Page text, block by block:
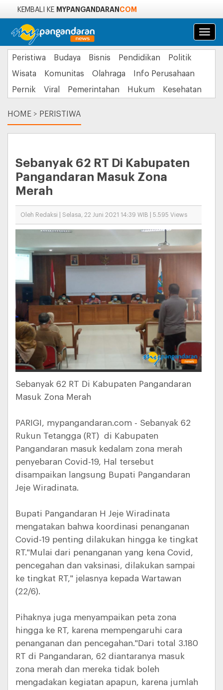
KEMBALI KE MYPANGANDARAN COM
Peristiwa Budaya Bisnis Pendidikan
Politik
Wisata
Komunitas Olahraga
Info Perusahaan
Pernik
Viral Pemerintahan Hukum Kesehatan
HOME > PERISTIWA
Sebanyak 62 RT Di Kabupaten
Pangandaran Masuk Zona
Merah
Oleh Redaksi | Selasa, 22 Juni 2021 14:39 WIB | 5.595 Views
Sebanyak 62 RT Di Kabupaten Pangandaran
Masuk Zona Merah
PARIGI, mypangandaran.com - Sebanyak 62
Rukun Tetangga (RT) di Kabupaten
Pangandaran masuk kedalam zona merah
penyebaran Covid-19, Hal tersebut
disampaikan langsung Bupati Pangandaran
Jeje Wiradinata.
Bupati Pangandaran H Jeje Wiradinata
mengatakan bahwa koordinasi penanganan
Covid-19 penting dilakukan hingga ke tingkat
RT."Mulai dari penanganan yang kena Covid,
pencegahan dan vaksinasi, dilakukan sampai
ke tingkat RT," jelasnya kepada Wartawan
(22/6).
Pihaknya juga menyampaikan peta zona
hingga ke RT, karena mempengaruhi cara
penanganan dan pencegahan."Dari total 3.180
RT di Pangandaran, 62 diantaranya masuk
zona merah dan mereka tidak boleh
mengadakan kegiatan apapun, karena jumlah